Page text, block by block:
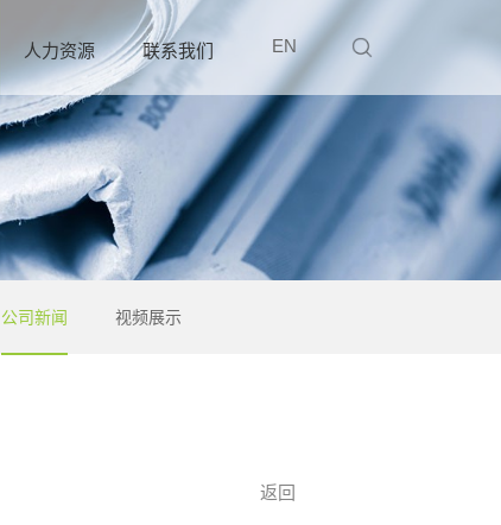
人力资源 联系我们 EN
公司新闻 视频展示
返回